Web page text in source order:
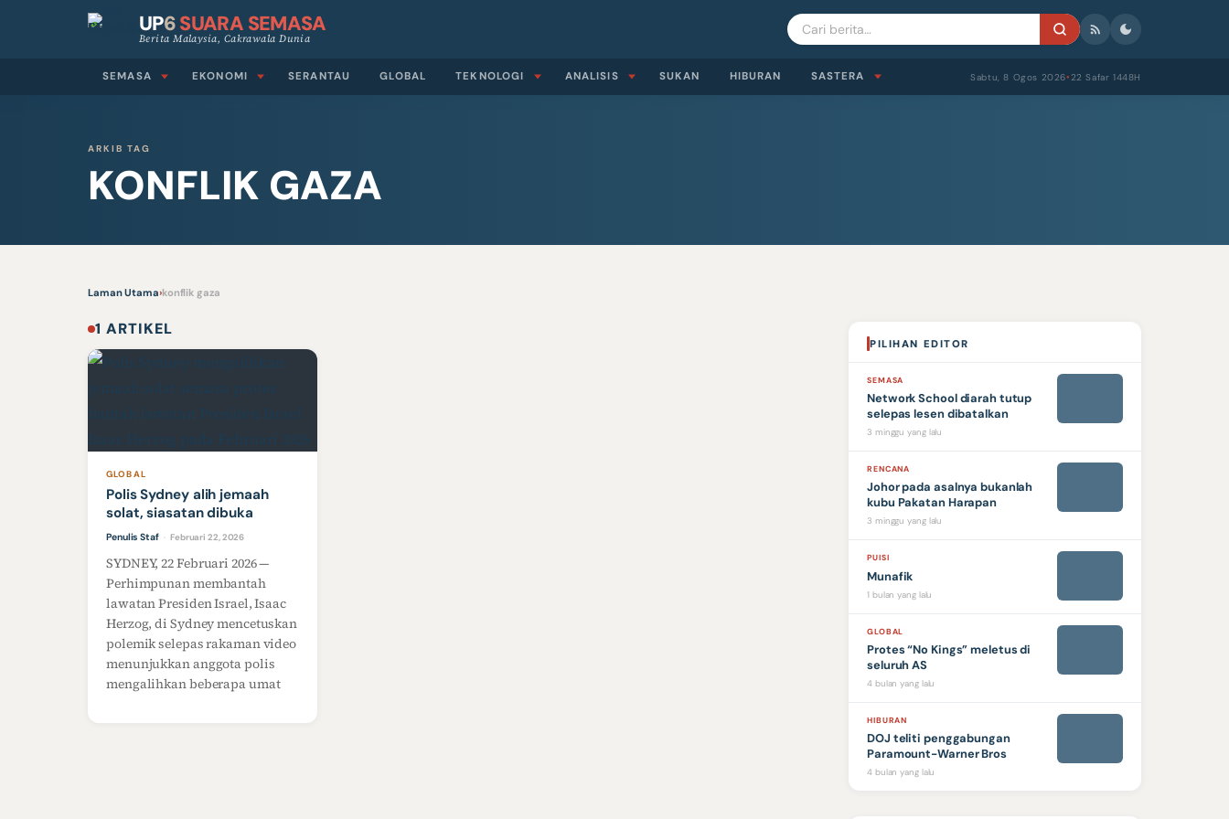
UP6SUARA SEMASA
Berita Malaysia, Cakrawala Dunia
SEMASA EKONOMI SERANTAU GLOBAL TEKNOLOGI ANALISIS SUKAN HIBURAN SASTERA Sabtu, 8 Ogos 2026● 22 Safar 1448H
ARKIB TAG
KONFLIK GAZA
Laman Utama›konflik gaza
1 ARTIKEL
GLOBAL
Polis Sydney alih jemaah
solat, siasatan dibuka
Penulis Staf · Februari 22, 2026
SYDNEY, 22 Februari 2026 —
Perhimpunan membantah
lawatan Presiden Israel, Isaac
Herzog, di Sydney mencetuskan
polemik selepas rakaman video
menunjukkan anggota polis
mengalihkan beberapa umat
PILIHAN EDITOR
SEMASA
Network School diarah tutup
selepas lesen dibatalkan
3 minggu yang lalu
RENCANA
Johor pada asalnya bukanlah
kubu Pakatan Harapan
3 minggu yang lalu
PUISI
Munafik
1 bulan yang lalu
GLOBAL
Protes “No Kings” meletus di
seluruh AS
4 bulan yang lalu
HIBURAN
DOJ teliti penggabungan
Paramount-Warner Bros
4 bulan yang lalu